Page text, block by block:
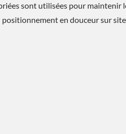
sont utilisées pour
en douceur sur